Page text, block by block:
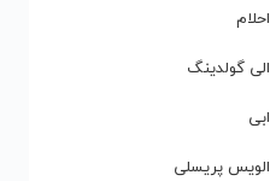
احلام
الی گولدینگ
ابی
الویس پریسلی